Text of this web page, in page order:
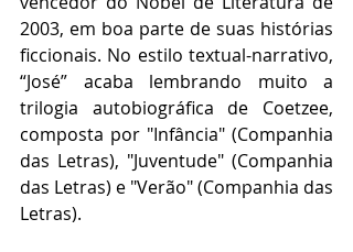
2003, em boa parte de suas histórias
ficcionais. No estilo textual-narrativo,
“José” acaba lembrando muito a
trilogia autobiográfica de Coetzee,
composta por "Infância" (Companhia
das Letras), "Juventude" (Companhia
das Letras) e "Verão" (Companhia das
Letras).